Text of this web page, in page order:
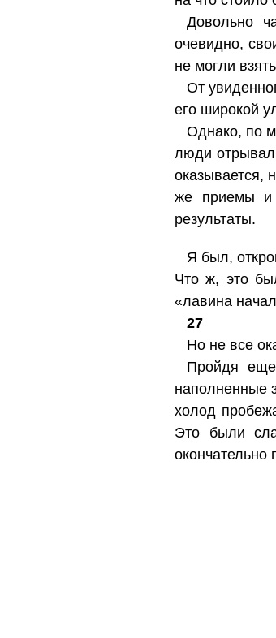
Довольно
очевидно,
не могли
От
его широкой
Однако, по
люди
оказывается,
же приемы и
результаты.
Я был,
Что ж, это
«лавина
27
Но не все
Пройдя еще
наполненные
холод
Это были
окончательно